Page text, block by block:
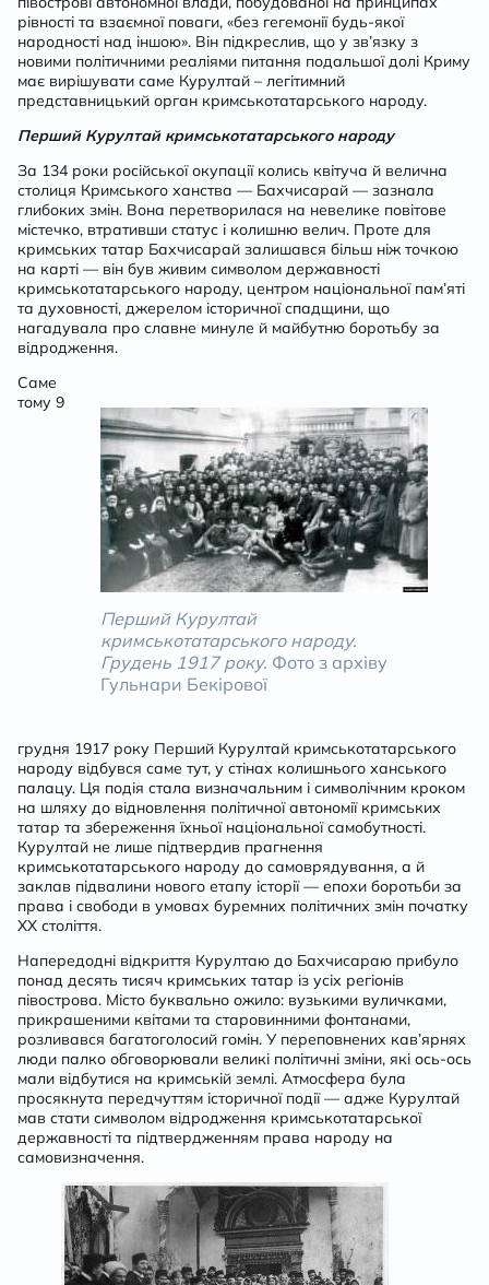
рівності та взаємної поваги, «без гегемонії будь-якої
народності над іншою». Він підкреслив, що у зв’язку з
новими політичними реаліями питання подальшої долі Криму
має вирішувати саме Курултай – легітимний
представницький орган кримськотатарського народу.
Перший Курултай кримськотатарського народу
За 134 роки російської окупації колись квітуча й велична
столиця Кримського ханства — Бахчисарай — зазнала
глибоких змін. Вона перетворилася на невелике повітове
містечко, втративши статус і колишню велич. Проте для
кримських татар Бахчисарай залишався більш ніж точкою
на карті — він був живим символом державності
кримськотатарського народу, центром національної пам’яті
та духовності, джерелом історичної спадщини, що
нагадувала про славне минуле й майбутню боротьбу за
відродження.
Перший Курултай
кримськотатарського народу.
Грудень 1917 року. Фото з архіву
Гульнари Бекірової
Саме
тому 9
грудня 1917 року Перший Курултай кримськотатарського
народу відбувся саме тут, у стінах колишнього ханського
палацу. Ця подія стала визначальним і символічним кроком
на шляху до відновлення політичної автономії кримських
татар та збереження їхньої національної самобутності.
Курултай не лише підтвердив прагнення
кримськотатарського народу до самоврядування, а й
заклав підвалини нового етапу історії — епохи боротьби за
права і свободи в умовах буремних політичних змін початку
ХХ століття.
Напередодні відкриття Курултаю до Бахчисараю прибуло
понад десять тисяч кримських татар із усіх регіонів
півострова. Місто буквально ожило: вузькими вуличками,
прикрашеними квітами та старовинними фонтанами,
розливався багатоголосий гомін. У переповнених кав’ярнях
люди палко обговорювали великі політичні зміни, які ось-ось
мали відбутися на кримській землі. Атмосфера була
просякнута передчуттям історичної події — адже Курултай
мав стати символом відродження кримськотатарської
державності та підтвердженням права народу на
самовизначення.